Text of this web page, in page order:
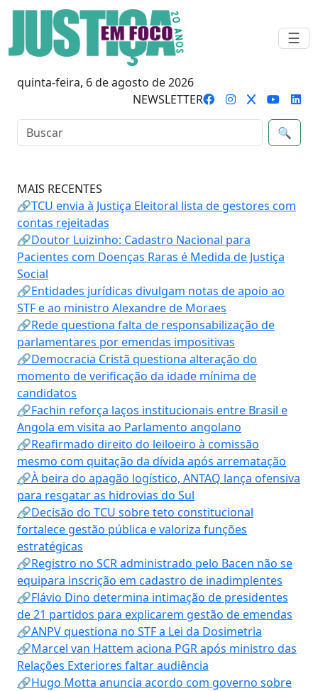
☰
quinta-feira, 6 de agosto de 2026
NEWSLETTER
🔍
MAIS RECENTES
🔗TCU envia à Justiça Eleitoral lista de gestores com
contas rejeitadas
🔗Doutor Luizinho: Cadastro Nacional para
Pacientes com Doenças Raras é Medida de Justiça
Social
🔗Entidades jurídicas divulgam notas de apoio ao
STF e ao ministro Alexandre de Moraes
🔗Rede questiona falta de responsabilização de
parlamentares por emendas impositivas
🔗Democracia Cristã questiona alteração do
momento de verificação da idade mínima de
candidatos
🔗Fachin reforça laços institucionais entre Brasil e
Angola em visita ao Parlamento angolano
🔗Reafirmado direito do leiloeiro à comissão
mesmo com quitação da dívida após arrematação
🔗À beira do apagão logístico, ANTAQ lança ofensiva
para resgatar as hidrovias do Sul
🔗Decisão do TCU sobre teto constitucional
fortalece gestão pública e valoriza funções
estratégicas
🔗Registro no SCR administrado pelo Bacen não se
equipara inscrição em cadastro de inadimplentes
🔗Flávio Dino determina intimação de presidentes
de 21 partidos para explicarem gestão de emendas
🔗ANPV questiona no STF a Lei da Dosimetria
🔗Marcel van Hattem aciona PGR após ministro das
Relações Exteriores faltar audiência
🔗Hugo Motta anuncia acordo com governo sobre